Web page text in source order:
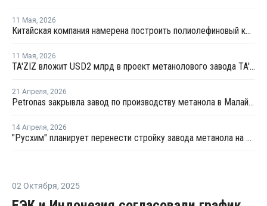
11 Мая, 2026
Китайская компания намерена построить полиолефиновый комплекс в Туркменистане
11 Мая, 2026
TA'ZIZ вложит USD2 млрд в проект метанолового завода TA'ZIZ Methanol Company
21 Апреля, 2026
Petronas закрывла завод по производству метанола в Малайзии из-за технических проблем
14 Апреля, 2026
"Русхим" планирует перенести стройку завода метанола на Балтику
02 Октября, 2025